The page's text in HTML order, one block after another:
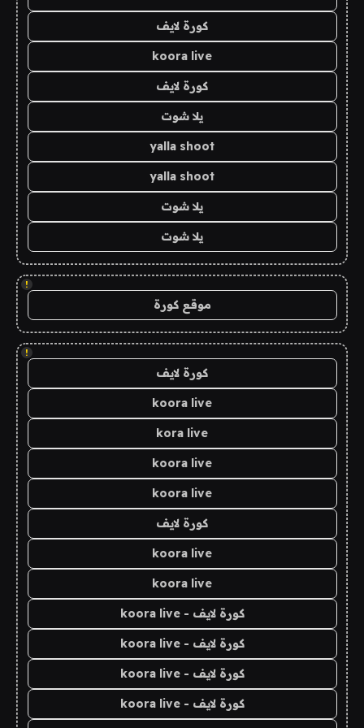
كورة لايف
koora live
كورة لايف
يلا شوت
yalla shoot
yalla shoot
يلا شوت
يلا شوت
!
موقع كورة
!
كورة لايف
koora live
kora live
koora live
koora live
كورة لايف
koora live
koora live
كورة لايف - koora live
كورة لايف - koora live
كورة لايف - koora live
كورة لايف - koora live